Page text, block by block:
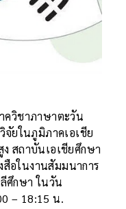
ควิชาภาษาตะวัน
จัยในภูมิภาคเอเชีย
สถาบันเอเชียศึกษา
อในงานสัมมนาการ
ศึกษา ในวัน
– 18:15 น.